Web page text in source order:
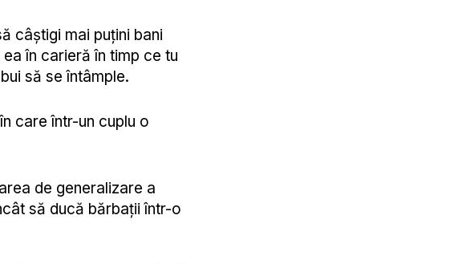
câștigi mai puțini bani
în carieră în timp ce tu
să se întâmple.
care într-un cuplu o
de generalizare a
să ducă bărbații într-o